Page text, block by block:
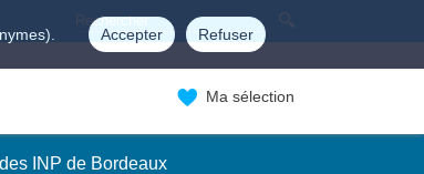
Accepter Refuser
Ma sélection
INP de Bordeaux